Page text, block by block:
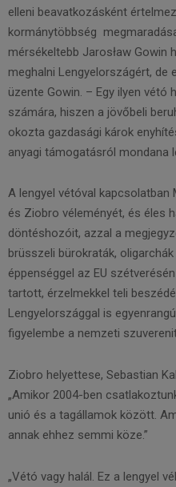
elleni beavatkozásként
kormánytöbbség
mérsékeltebb Jarosław Gowin
meghalni Lengyelországért, de
üzente Gowin. – Egy ilyen
számára, hiszen a jövőbeli
okozta gazdasági károk
anyagi támogatásról mondana
A lengyel vétóval
és Ziobro véleményét, és éles
döntéshozóit, azzal a
brüsszeli bürokraták,
éppenséggel az EU
tartott, érzelmekkel teli
Lengyelországgal is
figyelembe a nemzeti
Ziobro helyettese, Sebastian
„Amikor 2004-ben
unió és a tagállamok között.
annak ehhez semmi köze.”
„Vétó vagy halál. Ez a lengyel